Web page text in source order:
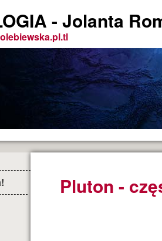
- Jolanta
Pluton -